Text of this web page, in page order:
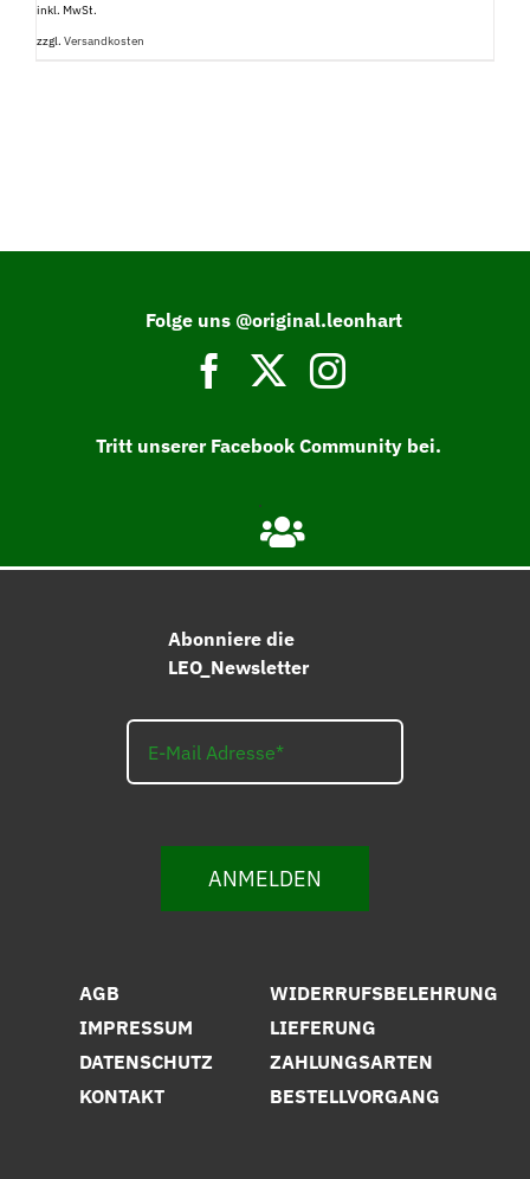
inkl. MwSt.
zzgl. Versandkosten
Folge uns @original.leonhart
Tritt unserer Facebook Community bei.
Abonniere die
LEO_Newsletter
ANMELDEN
AGB
IMPRESSUM
DATENSCHUTZ
KONTAKT
WIDERRUFSBELEHRUNG
LIEFERUNG
ZAHLUNGSARTEN
BESTELLVORGANG